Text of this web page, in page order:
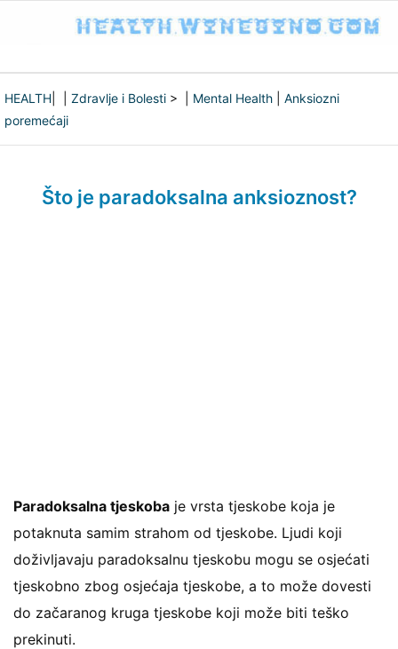
HEALTH Zdravlje i Bolesti > | Mental Health
Anksiozni
poremećaji
Što je paradoksalna anksioznost?
Paradoksalna tjeskoba je vrsta tjeskobe koja je
potaknuta samim strahom od tjeskobe. Ljudi koji
doživljavaju paradoksalnu tjeskobu mogu se osjećati
tjeskobno zbog osjećaja tjeskobe, a to može dovesti
do začaranog kruga tjeskobe koji može biti teško
prekinuti.